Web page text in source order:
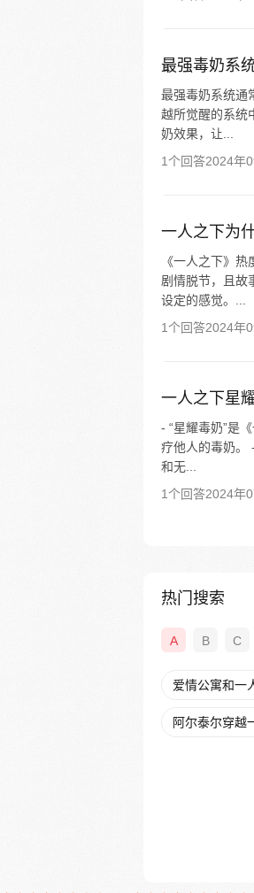
最强毒奶系
最强毒奶系统通
越所觉醒的系统
奶效果，让...
1个回答2024年
一人之下为
《一人之下》
剧情脱节，且故
设定的感觉。...
1个回答2024年
一人之下星
- “星耀毒奶”是
疗他人的毒奶。
和无...
1个回答2024年
热门搜索
A B C
爱情公寓和一
阿尔泰尔穿越